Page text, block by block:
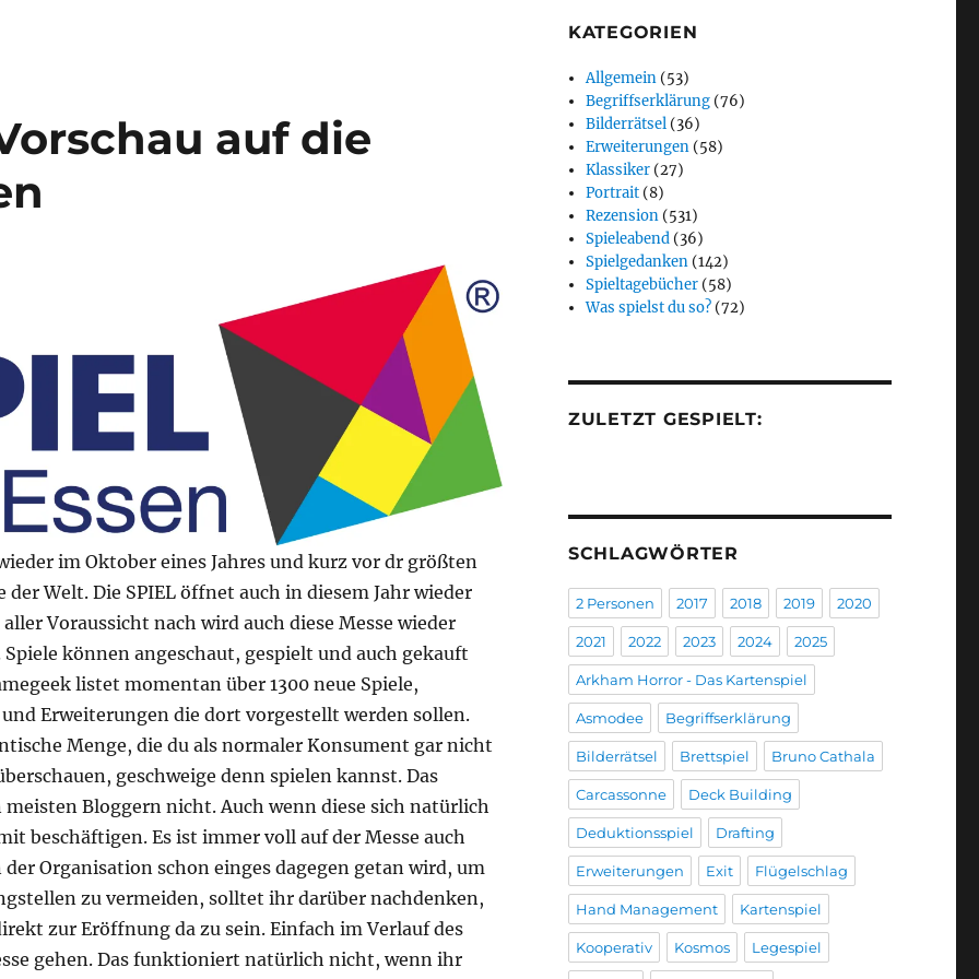
auf die
im Oktober eines Jahres und kurz vor dr größten
der Welt. Die SPIEL öffnet auch in diesem Jahr wieder
Voraussicht nach wird auch diese Messe wieder
können angeschaut, gespielt und auch gekauft
listet momentan über 1300 neue Spiele,
Erweiterungen die dort vorgestellt werden sollen.
Menge, die du als normaler Konsument gar nicht
geschweige denn spielen kannst. Das
meisten Bloggern nicht. Auch wenn diese sich natürlich
beschäftigen. Es ist immer voll auf der Messe auch
Organisation schon einges dagegen getan wird, um
zu vermeiden, solltet ihr darüber nachdenken,
zur Eröffnung da zu sein. Einfach im Verlauf des
gehen. Das funktioniert natürlich nicht, wenn ihr
KATEGORIEN
Allgemein (53)
Begriffserklärung (76)
Bilderrätsel (36)
Erweiterungen (58)
Klassiker (27)
Portrait (8)
Rezension (531)
Spieleabend (36)
Spielgedanken (142)
Spieltagebücher (58)
Was spielst du so? (72)
ZULETZT GESPIELT:
SCHLAGWÖRTER
2 Personen 2017 2018 2019 2020
2021 2022 2023 2024 2025
Arkham Horror - Das Kartenspiel
Asmodee Begriffserklärung
Bilderrätsel Brettspiel Bruno Cathala
Carcassonne Deck Building
Deduktionsspiel Drafting
Erweiterungen Exit Flügelschlag
Hand Management Kartenspiel
Kooperativ Kosmos Legespiel